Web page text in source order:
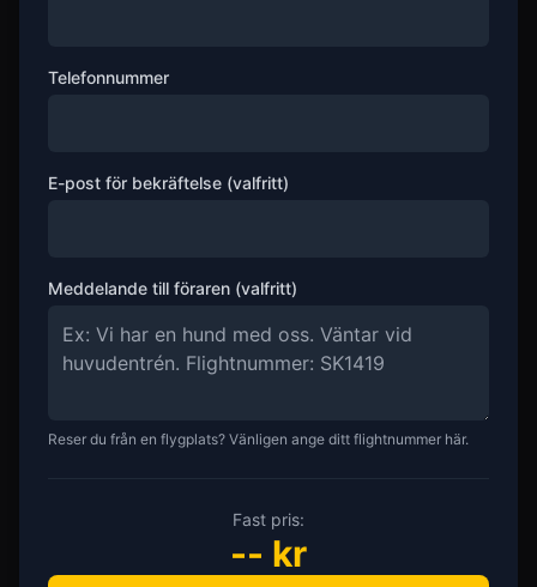
Telefonnummer
E-post för bekräftelse (valfritt)
Meddelande till föraren (valfritt)
Reser du från en flygplats? Vänligen ange ditt flightnummer här.
Fast pris:
-- kr